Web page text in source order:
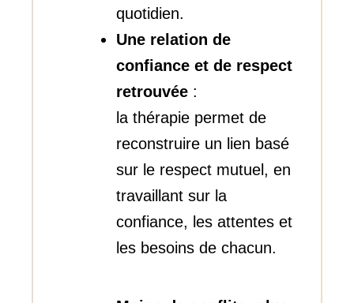
quotidien.
Une relation de
confiance et de respect
retrouvée :
la thérapie permet de
reconstruire un lien basé
sur le respect mutuel, en
travaillant sur la
confiance, les attentes et
les besoins de chacun.